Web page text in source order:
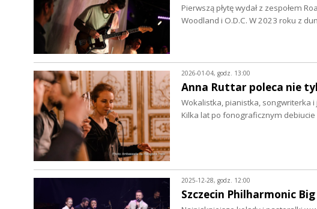
Pierwszą płytę wydał z zespołem
Woodland i O.D.C. W 2023 roku z
2026-01-04, godz. 13:00
Anna Ruttar poleca nie
Wokalistka, pianistka, songwriterka
Kilka lat po fonograficznym debiucie
2025-12-28, godz. 12:00
Szczecin Philharmonic Big